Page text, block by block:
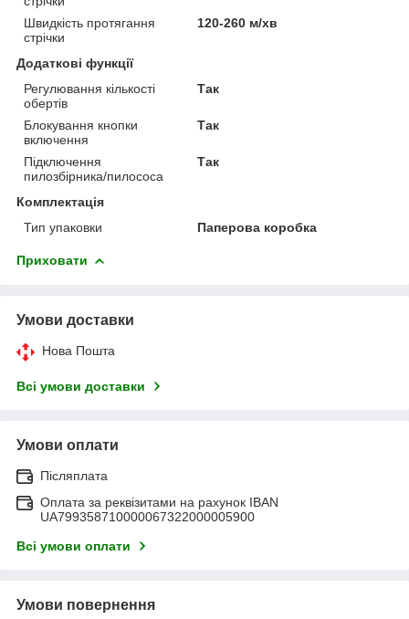
Швидкість протягання
стрічки
120-260 м/хв
Додаткові функції
Регулювання кількості
обертів
Так
Блокування кнопки
включення
Так
Підключення
пилозбірника/пилососа
Так
Комплектація
Тип упаковки
Паперова коробка
Приховати
Умови доставки
Нова Пошта
Всі умови доставки
Умови оплати
Післяплата
Оплата за реквізитами на рахунок IBAN
UA799358710000067322000005900
Всі умови оплати
Умови повернення